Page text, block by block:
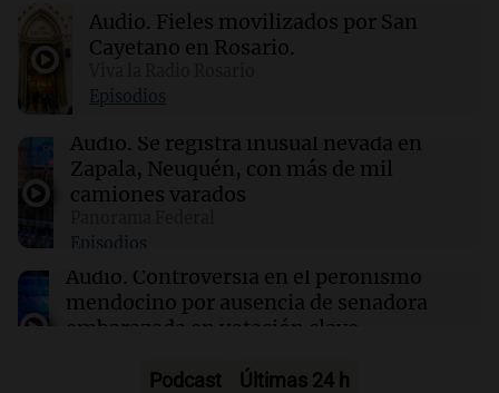
17:32 Ciencia
Estudio en la Antártida revela riesgos sociales
para astronautas en misiones prolongadas
17:31 Ciencia
Científicos de UCLA logran guiar el calor como
si fuera luz a temperatura ambiente
17:24 Sociedad
Ajustan la imputación a la menor involucrada
en el asesinato de Jeremías Monzón
Audio. Fieles movilizados por San
Cayetano en Rosario.
Episodios
Audio. Se registra inusual nevada en
Zapala, Neuquén, con más de mil
camiones varados
Episodios
Audio. Controversia en el peronismo
mendocino por ausencia de senadora
embarazada en votación clave
Podcast Últimas 24 h